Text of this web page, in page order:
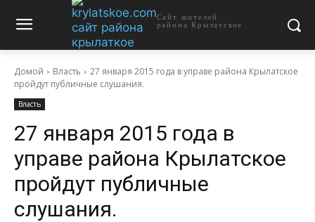
Сайт жителей
района Крылатское
Домой Власть
27 января 2015 года в управе района Крылатское
пройдут публичные слушания.
Власть
27 января 2015 года в
управе района Крылатское
пройдут публичные
слушания.